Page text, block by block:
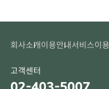
회사소개이용안내서비스이
고객센터